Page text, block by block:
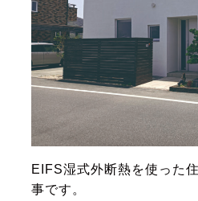
EIFS湿式外断熱を使った
事です。